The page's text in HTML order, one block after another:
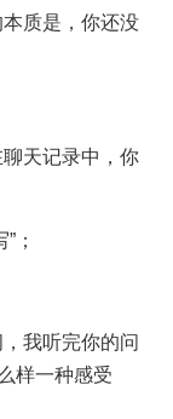
质是，你还没
天记录中，你
；
我听完你的问
样一种感受